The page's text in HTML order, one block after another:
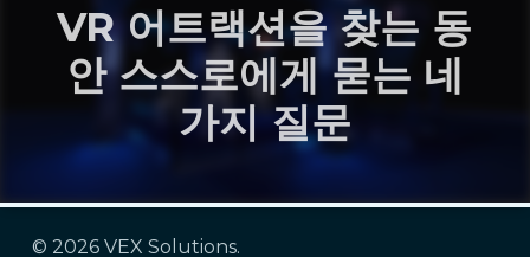
VR 어트랙션을 찾는 동
안 스스로에게 묻는 네
가지 질문
© 2026 VEX Solutions.